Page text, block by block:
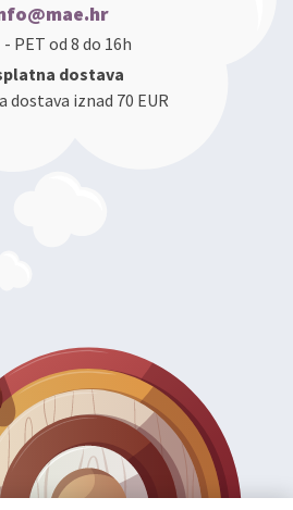
- PET od 8 do 16h
dostava
dostava iznad 70 EUR